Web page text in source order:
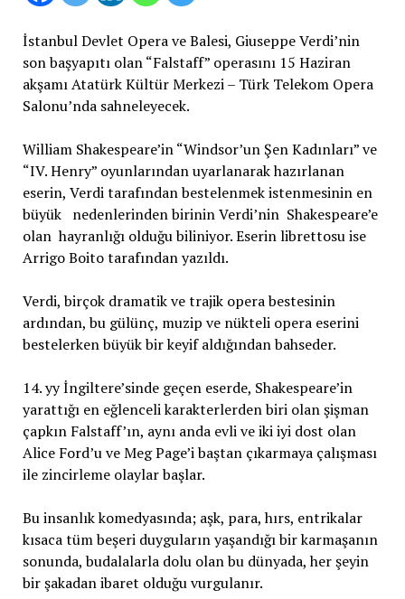
İstanbul Devlet Opera ve Balesi, Giuseppe Verdi’nin
son başyapıtı olan “Falstaff” operasını 15 Haziran
akşamı Atatürk Kültür Merkezi – Türk Telekom Opera
Salonu’nda sahneleyecek.
William Shakespeare’in “Windsor’un Şen Kadınları” ve
“IV. Henry” oyunlarından uyarlanarak hazırlanan
eserin, Verdi tarafından bestelenmek istenmesinin en
büyük nedenlerinden birinin Verdi’nin Shakespeare’e
olan hayranlığı olduğu biliniyor. Eserin librettosu ise
Arrigo Boito tarafından yazıldı.
Verdi, birçok dramatik ve trajik opera bestesinin
ardından, bu gülünç, muzip ve nükteli opera eserini
bestelerken büyük bir keyif aldığından bahseder.
14. yy İngiltere’sinde geçen eserde, Shakespeare’in
yarattığı en eğlenceli karakterlerden biri olan şişman
çapkın Falstaff’ın, aynı anda evli ve iki iyi dost olan
Alice Ford’u ve Meg Page’i baştan çıkarmaya çalışması
ile zincirleme olaylar başlar.
Bu insanlık komedyasında; aşk, para, hırs, entrikalar
kısaca tüm beşeri duyguların yaşandığı bir karmaşanın
sonunda, budalalarla dolu olan bu dünyada, her şeyin
bir şakadan ibaret olduğu vurgulanır.